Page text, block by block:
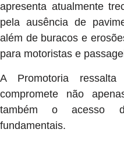
apresenta atualmente
pela ausência de
além de buracos e
para motoristas e
A Promotoria
compromete não
também o acesso
fundamentais.